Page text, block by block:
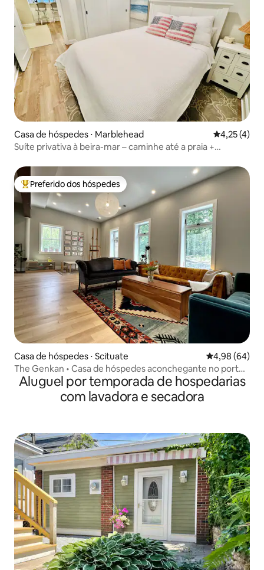
Casa de hóspedes ⋅ Marblehead 4,25 de
4,25 (4)
Suíte privativa à beira-mar – caminhe até a praia +
Entre os melhores preferidos dos hóspedes
Preferido dos hóspedes
Casa de hóspedes ⋅ Scituate 4,98 de uma
4,98 (64)
The Genkan • Casa de hóspedes aconchegante no porto
de Scituate
Aluguel por temporada de hospedarias
com lavadora e secadora